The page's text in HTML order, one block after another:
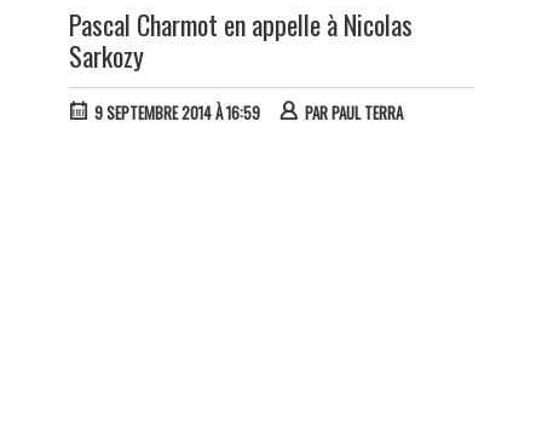
Pascal Charmot en appelle à Nicolas
Sarkozy
9 SEPTEMBRE 2014 À 16:59 PARPAUL TERRA